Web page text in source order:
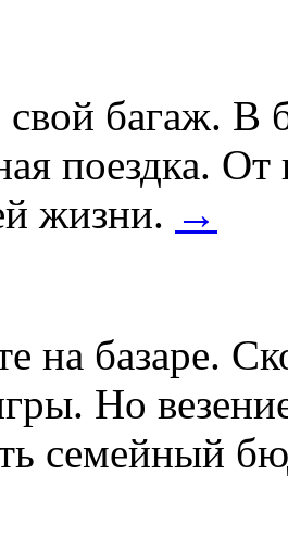
багаж. В
поездка. От
жизни. →
на базаре.
Но
семейный